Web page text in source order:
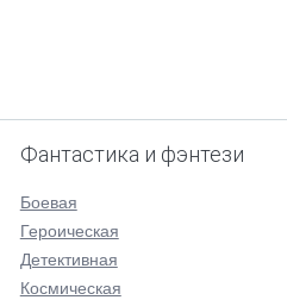
Фантастика и фэнтези
Боевая
Героическая
Детективная
Космическая